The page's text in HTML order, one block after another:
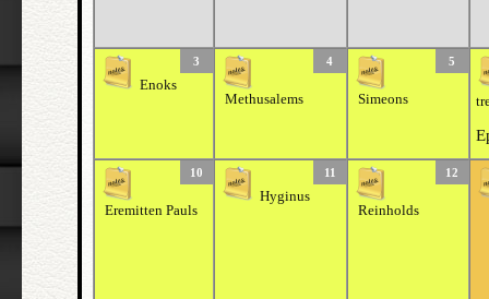
3
Enoks
4
Methusalems
5
Simeons
10
Eremitten Pauls
11
Hyginus
12
Reinholds